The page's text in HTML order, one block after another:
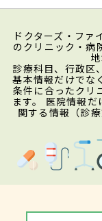
ドクターズ・ファ
のクリニック・病
診療科目、行政区
基本情報だけでな
条件に合ったクリ
ます。 医院情報
関する情報（診